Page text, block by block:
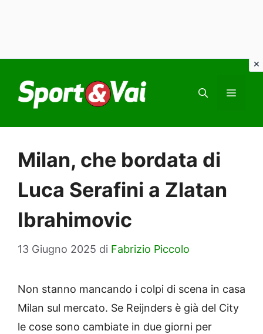
contenuto
Milan, che bordata di
Luca Serafini a Zlatan
Ibrahimovic
13 Giugno 2025 di Fabrizio Piccolo
Non stanno mancando i colpi di scena in casa
Milan sul mercato. Se Reijnders è già del City
le cose sono cambiate in due giorni per